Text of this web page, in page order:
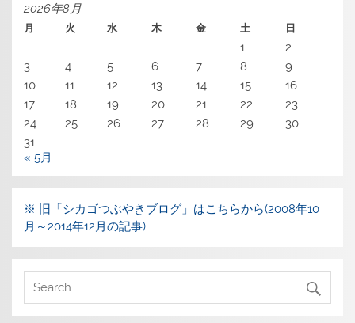
2026年8月
月 火 水 木 金 土 日
1
2
3
4 5 6 7 8
9
10
11 12 13 14 15
16
17
18 19 20 21 22
23
24
25 26 27 28 29
30
31
« 5月
※ 旧「シカゴつぶやきブログ」はこちらから(2008年10
月～2014年12月の記事)